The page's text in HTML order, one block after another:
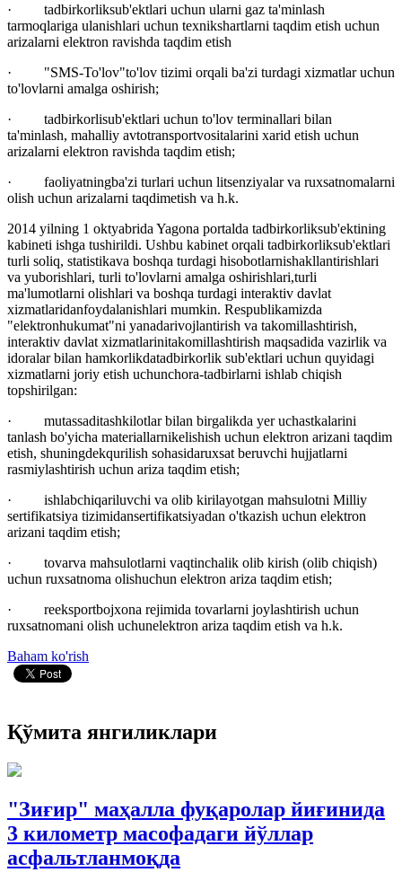
· tadbirkorliksub'ektlari uchun ularni gaz ta'minlash
tarmoqlariga ulanishlari uchun texnikshartlarni taqdim etish uchun
arizalarni elektron ravishda taqdim etish
· "SMS-To'lov"to'lov tizimi orqali ba'zi turdagi xizmatlar uchun
to'lovlarni amalga oshirish;
· tadbirkorlisub'ektlari uchun to'lov terminallari bilan
ta'minlash, mahalliy avtotransportvositalarini xarid etish uchun
arizalarni elektron ravishda taqdim etish;
· faoliyatningba'zi turlari uchun litsenziyalar va ruxsatnomalarni
olish uchun arizalarni taqdimetish va h.k.
2014 yilning 1 oktyabrida Yagona portalda tadbirkorliksub'ektining
kabineti ishga tushirildi. Ushbu kabinet orqali tadbirkorliksub'ektlari
turli soliq, statistikava boshqa turdagi hisobotlarnishakllantirishlari
va yuborishlari, turli to'lovlarni amalga oshirishlari,turli
ma'lumotlarni olishlari va boshqa turdagi interaktiv davlat
xizmatlaridanfoydalanishlari mumkin. Respublikamizda
"elektronhukumat"ni yanadarivojlantirish va takomillashtirish,
interaktiv davlat xizmatlarinitakomillashtirish maqsadida vazirlik va
idoralar bilan hamkorlikdatadbirkorlik sub'ektlari uchun quyidagi
xizmatlarni joriy etish uchunchora-tadbirlarni ishlab chiqish
topshirilgan:
· mutassaditashkilotlar bilan birgalikda yer uchastkalarini
tanlash bo'yicha materiallarnikelishish uchun elektron arizani taqdim
etish, shuningdekqurilish sohasidaruxsat beruvchi hujjatlarni
rasmiylashtirish uchun ariza taqdim etish;
· ishlabchiqariluvchi va olib kirilayotgan mahsulotni Milliy
sertifikatsiya tizimidansertifikatsiyadan o'tkazish uchun elektron
arizani taqdim etish;
· tovarva mahsulotlarni vaqtinchalik olib kirish (olib chiqish)
uchun ruxsatnoma olishuchun elektron ariza taqdim etish;
· reeksportbojxona rejimida tovarlarni joylashtirish uchun
ruxsatnomani olish uchunelektron ariza taqdim etish va h.k.
Baham ko'rish
Қўмита янгиликлари
"Зиғир" маҳалла фуқаролар йиғинида
3 километр масофадаги йўллар
асфальтланмоқда